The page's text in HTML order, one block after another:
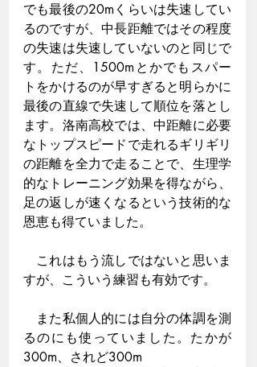
でも最後の20mくらいは失速してい
るのですが、中長距離ではその程度
の失速は失速していないのと同じで
す。ただ、1500mとかでもスパー
トをかけるのが早すぎると明らかに
最後の直線で失速して順位を落とし
ます。洛南高校では、中距離に必要
なトップスピードで走れるギリギリ
の距離を全力で走ることで、生理学
的なトレーニング効果を得ながら、
足の返しが速くなるという技術的な
恩恵も得ていました。
これはもう流しではないと思いま
すが、こういう練習も有効です。
また私個人的には自分の体調を測
るのにも使っていました。たかが
300m、されど300m